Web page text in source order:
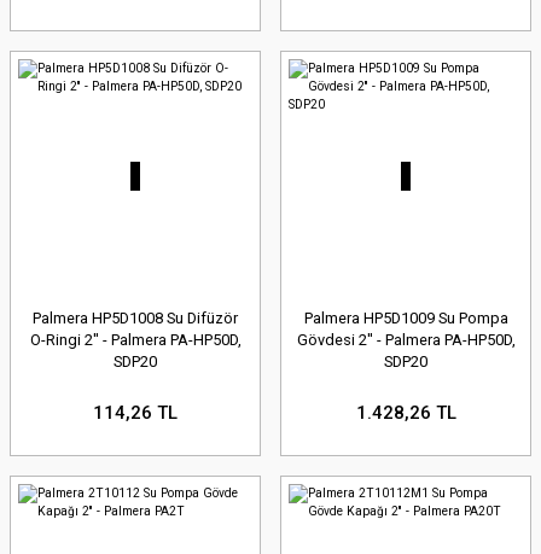
Palmera HP5D1008 Su Difüzör
O-Ringi 2'' - Palmera PA-HP50D,
SDP20
114,26 TL
Palmera HP5D1009 Su Pompa
Gövdesi 2'' - Palmera PA-HP50D,
SDP20
1.428,26 TL